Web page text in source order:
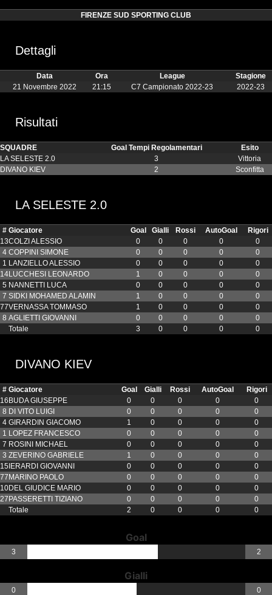
FIRENZE SUD SPORTING CLUB
Dettagli
Data Ora League
Stagione
21 Novembre 2022
21:15 C7 Campionato 2022-23 2022-23
Risultati
SQUADRE Goal Tempi Regolamentari
Esito
LA SELESTE 2.0
3
Vittoria
DIVANO KIEV
2 Sconfitta
LA SELESTE 2.0
# Giocatore Goal Gialli Rossi AutoGoal
Rigori
13COLZI ALESSIO 0 0 0 0
0
4 COPPINI SIMONE 0 0 0 0
0
1 LANZIELLO ALESSIO 0 0 0 0
0
14LUCCHESI LEONARDO 1 0 0 0
0
5 NANNETTI LUCA 0 0 0 0
0
7 SIDKI MOHAMED ALAMIN 1 0 0 0
0
77VERNASSA TOMMASO 1 0 0 0
0
8 AGLIETTI GIOVANNI 0 0 0 0
0
Totale
3 0 0 0 0
DIVANO KIEV
# Giocatore Goal Gialli Rossi AutoGoal
Rigori
16BUDA GIUSEPPE 0 0 0 0
0
8 DI VITO LUIGI 0 0 0 0
0
4 GIRARDIN GIACOMO 1 0 0 0
0
1 LOPEZ FRANCESCO 0 0 0 0
0
7 ROSINI MICHAEL 0 0 0 0
0
3 ZEVERINO GABRIELE 1 0 0 0
0
15IERARDI GIOVANNI 0 0 0 0
0
77MARINO PAOLO 0 0 0 0
0
10DEL GIUDICE MARIO 0 0 0 0
0
27PASSERETTI TIZIANO 0 0 0 0
0
Totale
2 0 0 0 0
Goal
3 2
Gialli
0 0